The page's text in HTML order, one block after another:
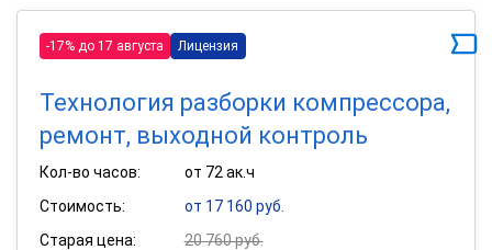
-17% до 17 августа Лицензия
Технология разборки компрессора,
ремонт, выходной контроль
Кол-во часов:
от 72 ак.ч
Стоимость:
от 17 160 руб.
Старая цена:
20 760 руб.